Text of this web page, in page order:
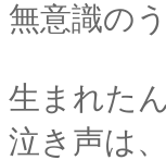
無意識の
生まれたん
泣き声は